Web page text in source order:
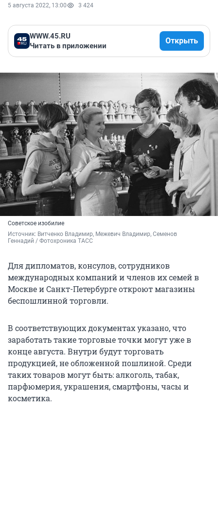
5 августа 2022, 13:00 3 424
WWW.45.RU
Читать в приложении
Открыть
Советское изобилие
Источник: Витченко Владимир, Межевич Владимир, Семенов
Геннадий / Фотохроника ТАСС
Для дипломатов, консулов, сотрудников
международных компаний и членов их семей в
Москве и Санкт-Петербурге откроют магазины
беспошлинной торговли.
В соответствующих документах указано, что
заработать такие торговые точки могут уже в
конце августа. Внутри будут торговать
продукцией, не обложенной пошлиной. Среди
таких товаров могут быть: алкоголь, табак,
парфюмерия, украшения, смартфоны, часы и
косметика.